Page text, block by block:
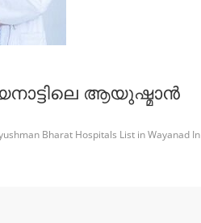
വയനാട്ടിലെ ആയുഷ്മാൻ
Bharat Hospitals List in Wayanad In